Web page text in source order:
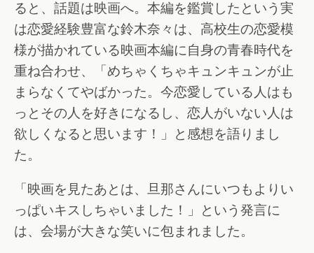
ると、話題は映画へ。本編を鑑賞したという実
は恋愛経験豊富な鈴木奈々は、高校生の恋愛模
様が描かれている映画本編に自身の青春時代を
重ね合わせ、「めちゃくちゃキュンキュンが止
まらなくてやばかった。今恋愛している人はも
っとその人を好きになるし、恋人がいない人は
欲しくなると思います！」と感想を語りまし
た。
「映画を見たあとは、旦那さんにいつもよりい
っぱいキスしちゃいました！」という発言に
は、会場が大きな笑いに包まれました。